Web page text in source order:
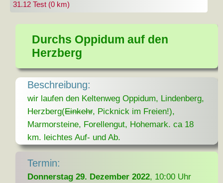
31.12 Test (0 km)
Durchs Oppidum auf den
Herzberg
Beschreibung:
wir laufen den Keltenweg Oppidum, Lindenberg,
Herzberg(Einkehr, Picknick im Freien!),
Marmorsteine, Forellengut, Hohemark. ca 18
km. leichtes Auf- und Ab.
Termin:
Donnerstag 29. Dezember 2022, 10:00 Uhr